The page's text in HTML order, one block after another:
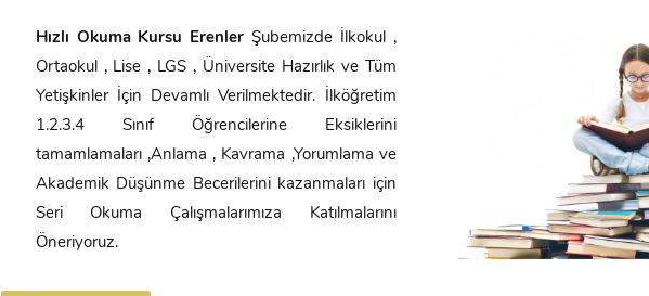
Hızlı Okuma Kursu ErenlerŞubemizde İlkokul ,
Ortaokul , Lise , LGS , Üniversite Hazırlık ve Tüm
Yetişkinler İçin Devamlı Verilmektedir. İlköğretim
1.2.3.4 Sınıf Öğrencilerine Eksiklerini
tamamlamaları ,Anlama , Kavrama ,Yorumlama ve
Akademik Düşünme Becerilerini kazanmaları için
Seri Okuma Çalışmalarımıza Katılmalarını
Öneriyoruz.